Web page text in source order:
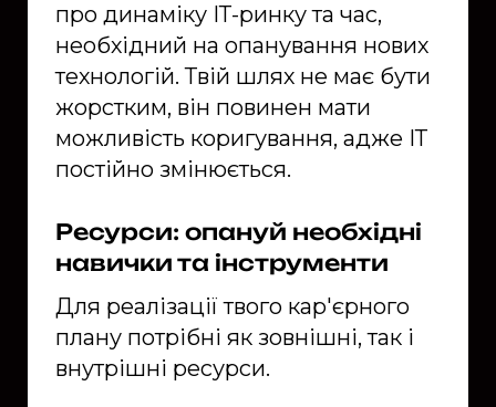
про динаміку ІТ-ринку та час,
необхідний на опанування нових
технологій. Твій шлях не має бути
жорстким, він повинен мати
можливість коригування, адже ІТ
постійно змінюється.
Ресурси: опануй необхідні
навички та інструменти
Для реалізації твого кар'єрного
плану потрібні як зовнішні, так і
внутрішні ресурси.